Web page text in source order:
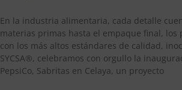
En la industria alimentaria, cada detalle
materias primas hasta el empaque final, los
con los más altos estándares de calidad,
SYCSA®, celebramos con orgullo la
PepsiCo, Sabritas en Celaya, un proyecto